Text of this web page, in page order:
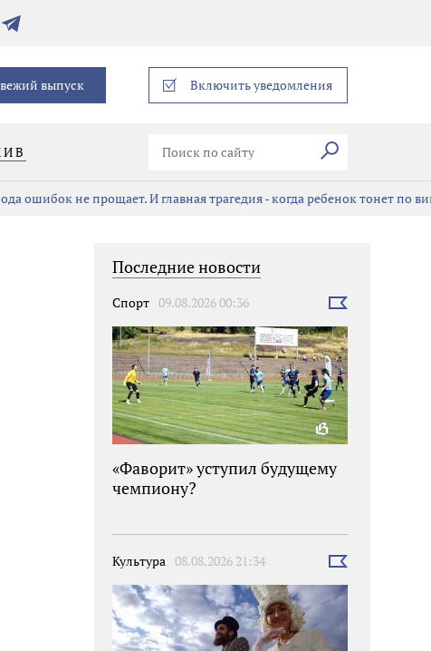
Телеграм
выпуск Включить уведомления
Искать
ошибок не прощает. И главная трагедия - когда ребенок тонет по
Последние новости
Спорт 09.08.2026 00:36
Выбрать
«Фаворит» уступил будущему
чемпиону?
Культура 08.08.2026 21:34
Выбрать